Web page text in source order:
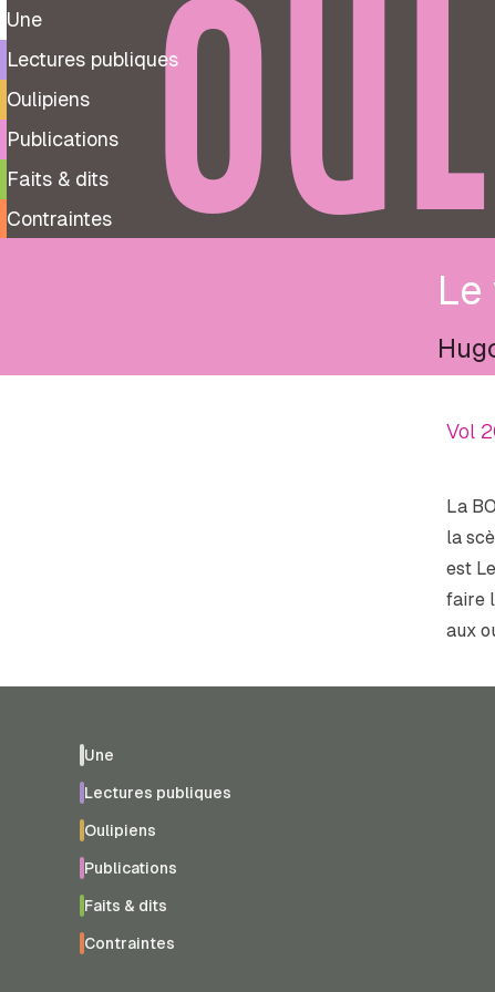
Une
Lectures publiques
Oulipiens
Publications
Faits & dits
Contraintes
Vol
La
la
est
faire
aux
Une
Lectures publiques
Oulipiens
Publications
Faits & dits
Contraintes